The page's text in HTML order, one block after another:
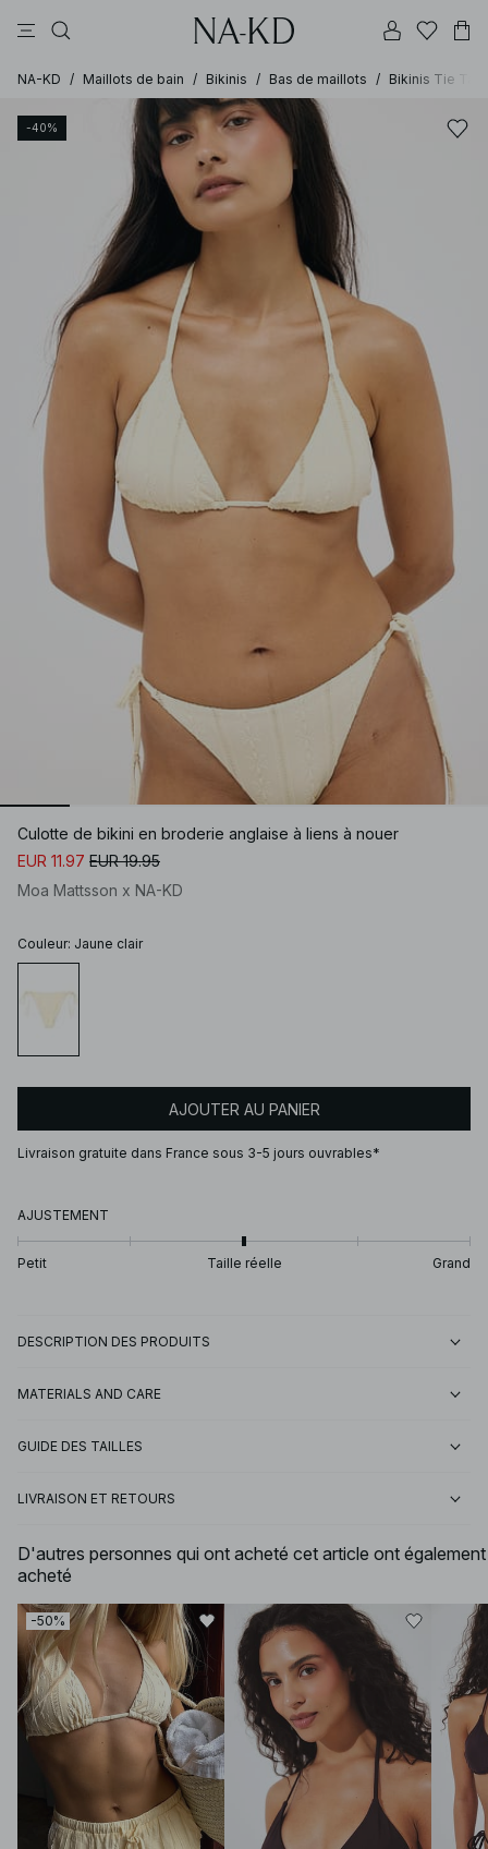
NA-KD / Maillots de bain / Bikinis / Bas de maillots / Bikinis Tie
-40%
Culotte de bikini en broderie anglaise à liens à nouer
EUR 11.97 EUR 19.95
Moa Mattsson x NA-KD
Couleur: Jaune clair
AJOUTER AU PANIER
Livraison gratuite dans France sous 3-5 jours ouvrables*
AJUSTEMENT
Petit Taille réelle Grand
DESCRIPTION DES PRODUITS
MATERIALS AND CARE
GUIDE DES TAILLES
LIVRAISON ET RETOURS
D'autres personnes qui ont acheté cet article ont également
acheté
-50%